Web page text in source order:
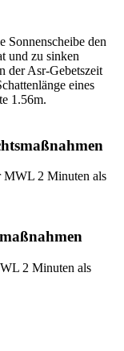
Sonnenscheibe den
und zu sinken
der Asr-Gebetszeit
eines
1.56m.
MWL 2 Minuten als
2 Minuten als